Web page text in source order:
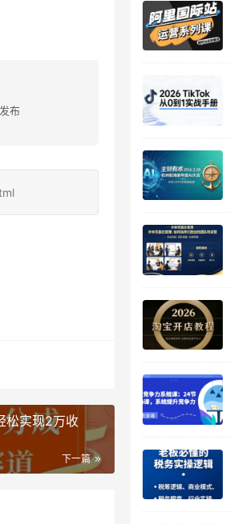
布
松实现2万收
下一篇